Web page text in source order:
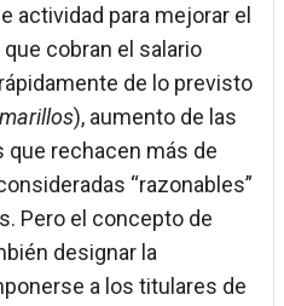
actividad para mejorar el
cobran el salario
de lo previsto
), aumento de las
que rechacen más de
“razonables”
Pero el concepto de
designar la
a los titulares de